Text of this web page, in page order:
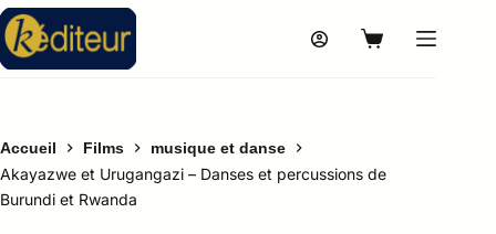
Accueil Films musique et danse
Akayazwe et Urugangazi – Danses et percussions de
Burundi et Rwanda